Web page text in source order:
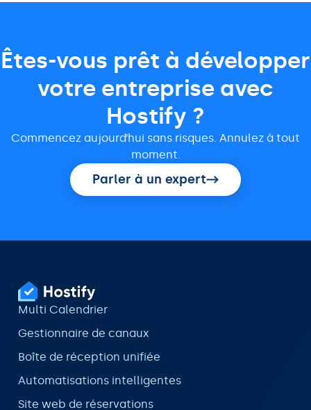
Êtes-vous prêt à développer
votre entreprise avec
Hostify ?
Commencez aujourd’hui sans risques. Annulez à tout
moment.
Parler à un expert
Multi Calendrier
Gestionnaire de canaux
Boîte de réception unifiée
Automatisations intelligentes
Site web de réservations